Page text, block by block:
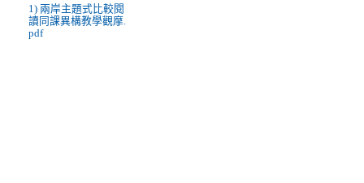
1) 兩岸主題式比較閱
讀同課異構教學觀摩.
pdf